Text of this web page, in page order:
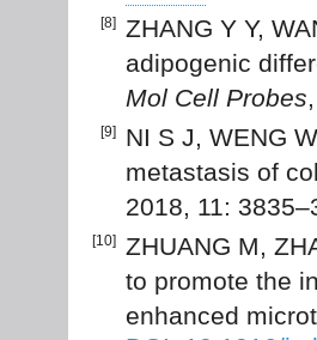
[8]
ZHANG Y Y,
adipogenic
Mol Cell Probes
[9]
NI S J, WENG
metastasis of
2018, 11:
[10]
ZHUANG M,
to promote the
enhanced